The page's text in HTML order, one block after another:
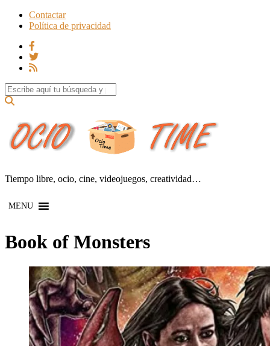
Contactar
Política de privacidad
Search for:
Tiempo libre, ocio, cine, videojuegos, creatividad…
MENU
Book of Monsters